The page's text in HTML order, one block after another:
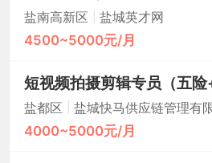
盐南高新区 盐城英才网
4500~5000元/月
短视频拍摄剪辑专员（五险
盐都区
盐城快马供应链管理有
4000~5000元/月